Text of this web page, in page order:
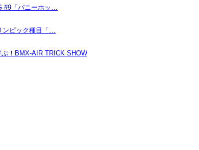
#9「バニーホッ…
ンピック種目「…
！BMX-AIR TRICK SHOW